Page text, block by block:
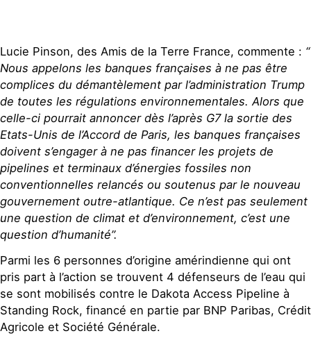
Lucie Pinson, des Amis de la Terre France, commente : “
Nous appelons les banques françaises à ne pas être
complices du démantèlement par l’administration Trump
de toutes les régulations environnementales. Alors que
celle-ci pourrait annoncer dès l’après G7 la sortie des
Etats-Unis de l’Accord de Paris, les banques françaises
doivent s’engager à ne pas financer les projets de
pipelines et terminaux d’énergies fossiles non
conventionnelles relancés ou soutenus par le nouveau
gouvernement outre-atlantique. Ce n’est pas seulement
une question de climat et d’environnement, c’est une
question d’humanité”.
Parmi les 6 personnes d’origine amérindienne qui ont
pris part à l’action se trouvent 4 défenseurs de l’eau qui
se sont mobilisés contre le Dakota Access Pipeline à
Standing Rock, financé en partie par BNP Paribas, Crédit
Agricole et Société Générale.